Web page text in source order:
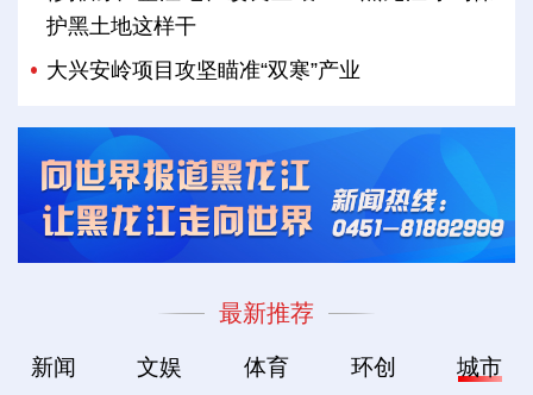
护黑土地这样干
大兴安岭项目攻坚瞄准“双寒”产业
最新推荐
新闻 文娱 体育 环创 城市